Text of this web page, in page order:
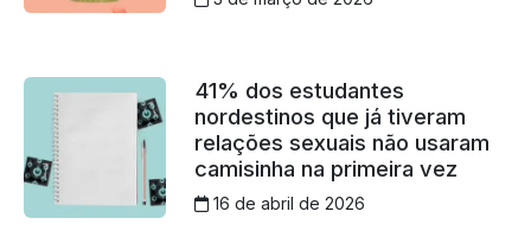
41% dos estudantes
nordestinos que já tiveram
relações sexuais não usaram
camisinha na primeira vez
16 de abril de 2026